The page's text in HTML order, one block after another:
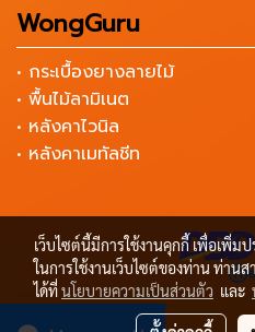
WongGuru
• กระเบื้องยางลายไม้
• พื้นไม้ลามิเนต
• หลังคาไวนิล
• หลังคาเมทัลชีท
Copyright by เครื่องมือ
เว็บไซต์นี้มีการใช้งานคุกกี้ เพื่อเพิ่
ในการใช้งานเว็บไซต์ของท่าน ท่าน
ได้ที่นโยบายความเป็นส่วนตัว และ